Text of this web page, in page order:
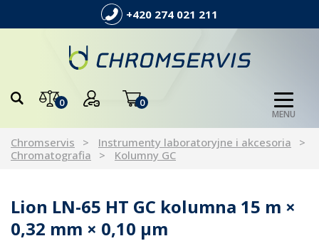
+420 274 021 211
0 0
MENU
Chromservis
Instrumenty laboratoryjne i akcesoria
Chromatografia
Kolumny GC
Lion LN-65 HT GC kolumna 15 m ×
0,32 mm × 0,10 µm